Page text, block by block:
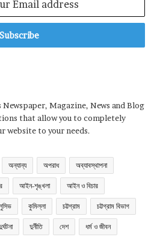
Newspaper, Magazine, News and Blog
that allow you to completely
website to your needs.
অন্যান্য অপরাধ অব্যাবস্থাপনা
আইন-শৃঙ্খলা আইন ও বিচার
কুমিল্লা চট্টগ্রাম চট্টগ্রাম বিভাগ
দুর্নীতি দেশ ধর্ম ও জীবন